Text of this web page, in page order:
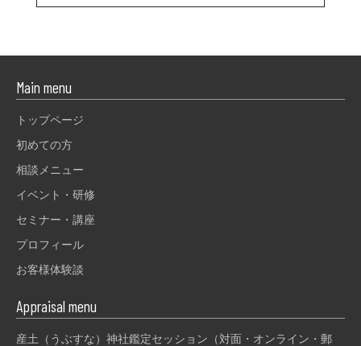
Main menu
トップページ
初めての方
相談メニュー
イベント・研修
セミナー・講座
プロフィール
お客様体験談
Appraisal menu
産土（うぶすな）神社鑑定セッション（対面・オンライン・郵